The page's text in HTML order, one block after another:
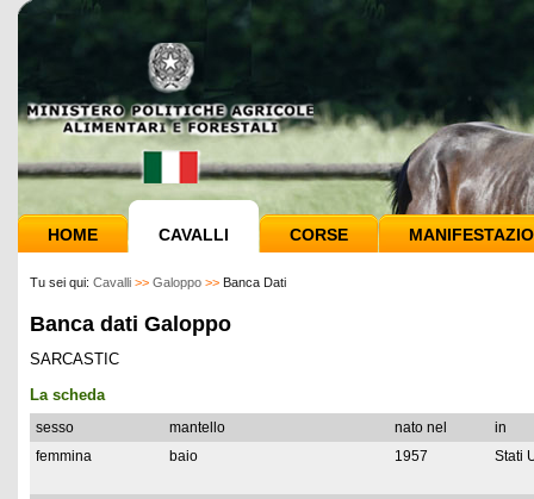
HOME CAVALLI CORSE
Tu sei qui: Cavalli >> Galoppo >> Banca Dati
Banca dati Galoppo
SARCASTIC
La scheda
sesso mantello nato nel
in
femmina
baio 1957 Stati